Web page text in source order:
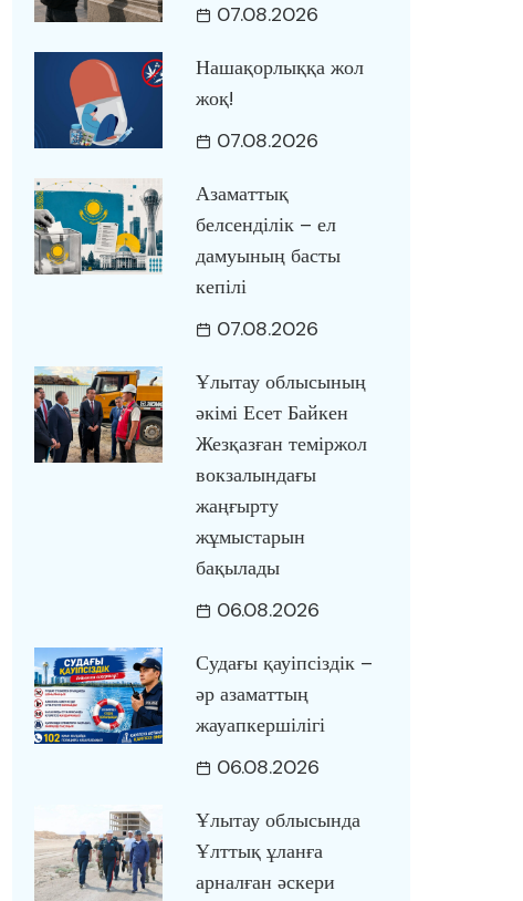
07.08.2026
Нашақорлыққа жол
жоқ!
07.08.2026
Азаматтық
белсенділік – ел
дамуының басты
кепілі
07.08.2026
Ұлытау облысының
әкімі Есет Байкен
Жезқазған теміржол
вокзалындағы
жаңғырту
жұмыстарын
бақылады
06.08.2026
Судағы қауіпсіздік –
әр азаматтың
жауапкершілігі
06.08.2026
Ұлытау облысында
Ұлттық ұланға
арналған әскери